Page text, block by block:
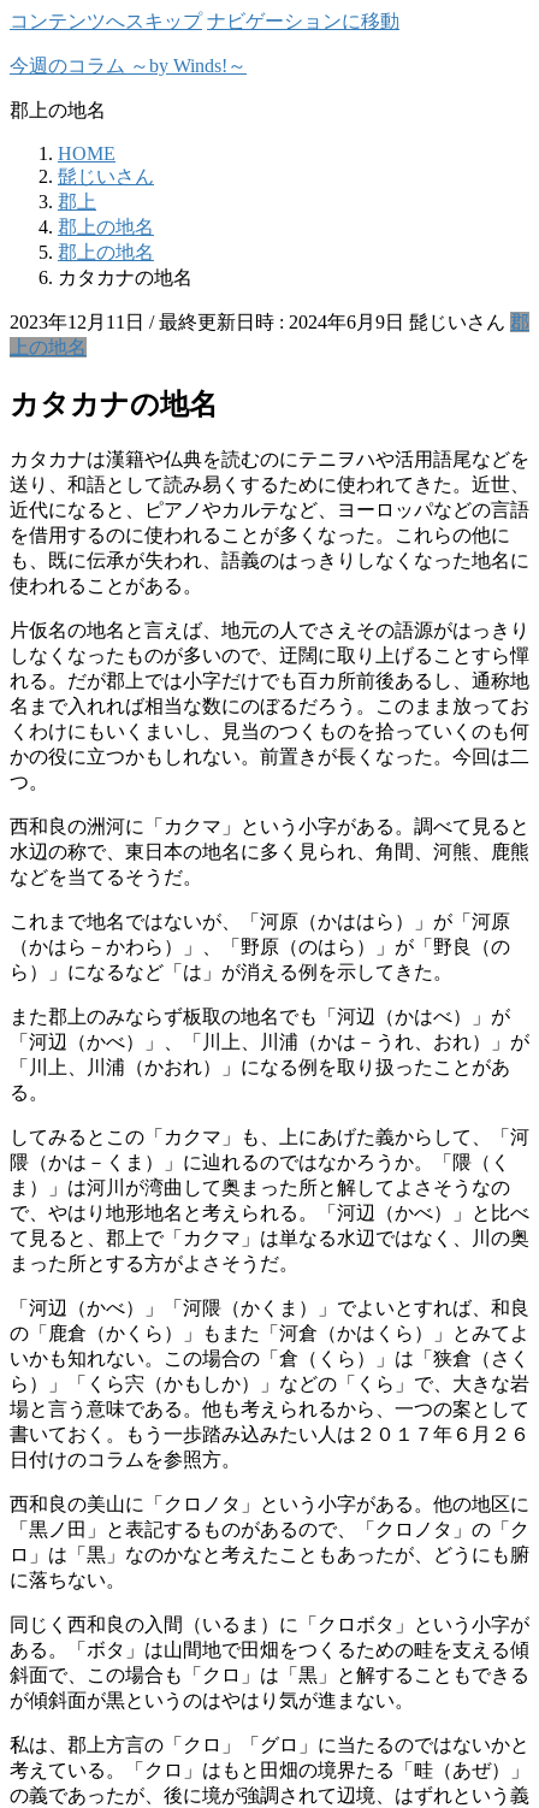
コンテンツへスキップ ナビゲーションに移動
今週のコラム ～by Winds!～
郡上の地名
HOME
髭じいさん
郡上
郡上の地名
郡上の地名
カタカナの地名
2023年12月11日 / 最終更新日時 : 2024年6月9日 髭じいさん 郡
上の地名
カタカナの地名
カタカナは漢籍や仏典を読むのにテニヲハや活用語尾などを
送り、和語として読み易くするために使われてきた。近世、
近代になると、ピアノやカルテなど、ヨーロッパなどの言語
を借用するのに使われることが多くなった。これらの他に
も、既に伝承が失われ、語義のはっきりしなくなった地名に
使われることがある。
片仮名の地名と言えば、地元の人でさえその語源がはっきり
しなくなったものが多いので、迂闊に取り上げることすら憚
れる。だが郡上では小字だけでも百カ所前後あるし、通称地
名まで入れれば相当な数にのぼるだろう。このまま放ってお
くわけにもいくまいし、見当のつくものを拾っていくのも何
かの役に立つかもしれない。前置きが長くなった。今回は二
つ。
西和良の洲河に「カクマ」という小字がある。調べて見ると
水辺の称で、東日本の地名に多く見られ、角間、河熊、鹿熊
などを当てるそうだ。
これまで地名ではないが、「河原（かははら）」が「河原
（かはら－かわら）」、「野原（のはら）」が「野良（の
ら）」になるなど「は」が消える例を示してきた。
また郡上のみならず板取の地名でも「河辺（かはべ）」が
「河辺（かべ）」、「川上、川浦（かは－うれ、おれ）」が
「川上、川浦（かおれ）」になる例を取り扱ったことがあ
る。
してみるとこの「カクマ」も、上にあげた義からして、「河
隈（かは－くま）」に辿れるのではなかろうか。「隈（く
ま）」は河川が湾曲して奥まった所と解してよさそうなの
で、やはり地形地名と考えられる。「河辺（かべ）」と比べ
て見ると、郡上で「カクマ」は単なる水辺ではなく、川の奥
まった所とする方がよさそうだ。
「河辺（かべ）」「河隈（かくま）」でよいとすれば、和良
の「鹿倉（かくら）」もまた「河倉（かはくら）」とみてよ
いかも知れない。この場合の「倉（くら）」は「狭倉（さく
ら）」「くら宍（かもしか）」などの「くら」で、大きな岩
場と言う意味である。他も考えられるから、一つの案として
書いておく。もう一歩踏み込みたい人は２０１７年６月２６
日付けのコラムを参照方。
西和良の美山に「クロノタ」という小字がある。他の地区に
「黒ノ田」と表記するものがあるので、「クロノタ」の「ク
ロ」は「黒」なのかなと考えたこともあったが、どうにも腑
に落ちない。
同じく西和良の入間（いるま）に「クロボタ」という小字が
ある。「ボタ」は山間地で田畑をつくるための畦を支える傾
斜面で、この場合も「クロ」は「黒」と解することもできる
が傾斜面が黒というのはやはり気が進まない。
私は、郡上方言の「クロ」「グロ」に当たるのではないかと
考えている。「クロ」はもと田畑の境界たる「畦（あぜ）」
の義であったが、後に境が強調されて辺境、はずれという義